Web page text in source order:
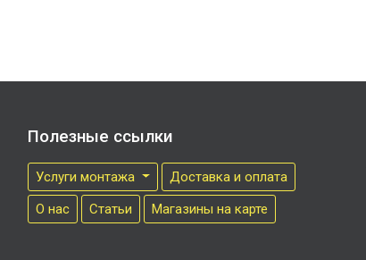
Полезные ссылки
Услуги монтажа
Доставка и оплата
О нас
Cтатьи Магазины на карте